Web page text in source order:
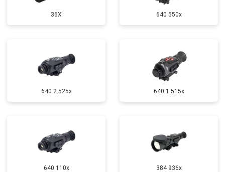
36X 640 550x
640 2.525x 640 1.515x
640 110x 384 936x